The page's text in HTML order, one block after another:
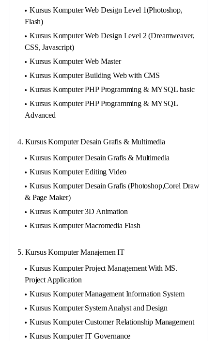
Kursus Komputer Web Design Level 1(Photoshop,
Flash)
Kursus Komputer Web Design Level 2 (Dreamweaver,
CSS, Javascript)
Kursus Komputer Web Master
Kursus Komputer Building Web with CMS
Kursus Komputer PHP Programming & MYSQL basic
Kursus Komputer PHP Programming & MYSQL
Advanced
4. Kursus Komputer Desain Grafis & Multimedia
Kursus Komputer Desain Grafis & Multimedia
Kursus Komputer Editing Video
Kursus Komputer Desain Grafis (Photoshop,Corel Draw
& Page Maker)
Kursus Komputer 3D Animation
Kursus Komputer Macromedia Flash
5. Kursus Komputer Manajemen IT
Kursus Komputer Project Management With MS.
Project Application
Kursus Komputer Management Information System
Kursus Komputer System Analyst and Design
Kursus Komputer Customer Relationship Management
Kursus Komputer IT Governance